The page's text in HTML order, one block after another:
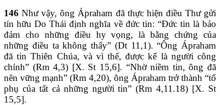
146Như vậy, ông Ápraham đã thực hiện điều Thư gửi
tín hữu Do Thái định nghĩa về đức tin: “Đức tin là bảo
đảm cho những điều hy vọng, là bằng chứng của
những điều ta không thấy” (Dt 11,1). “Ông Ápraham
đã tin Thiên Chúa, và vì thế, được kể là người công
chính” (Rm 4,3) [X. St 15,6]. “Nhờ niềm tin, ông đã
nên vững mạnh” (Rm 4,20), ông Ápraham trở thành “tổ
phụ của tất cả những người tin” (Rm 4,11.18) [X. St
15,5].